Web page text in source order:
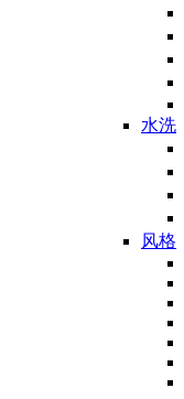
水洗
风格